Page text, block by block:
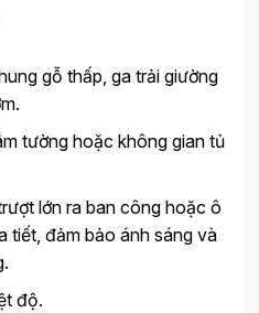
gỗ thấp, ga trải giường
tường hoặc không gian tủ
lớn ra ban công hoặc ô
tiết, đảm bảo ánh sáng và
độ.